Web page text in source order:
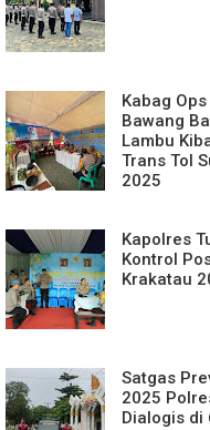
Kabag
Bawang
Lambu
Trans Tol
2025
Kapolres
Kontrol
Krakatau
Satgas
2025
Dialogis di